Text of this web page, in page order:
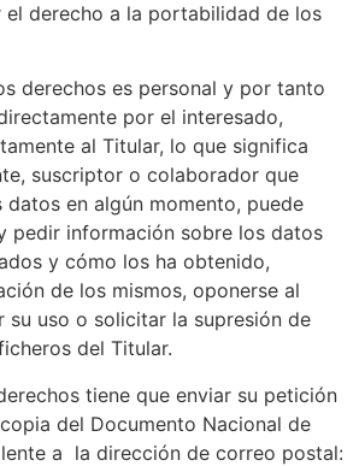
el derecho a la portabilidad de los
derechos es personal y por tanto
por el interesado,
al Titular, lo que significa
suscriptor o colaborador que
en algún momento, puede
pedir información sobre los datos
y cómo los ha obtenido,
de los mismos, oponerse al
su uso o solicitar la supresión de
del Titular.
tiene que enviar su petición
del Documento Nacional de
a la dirección de correo postal: